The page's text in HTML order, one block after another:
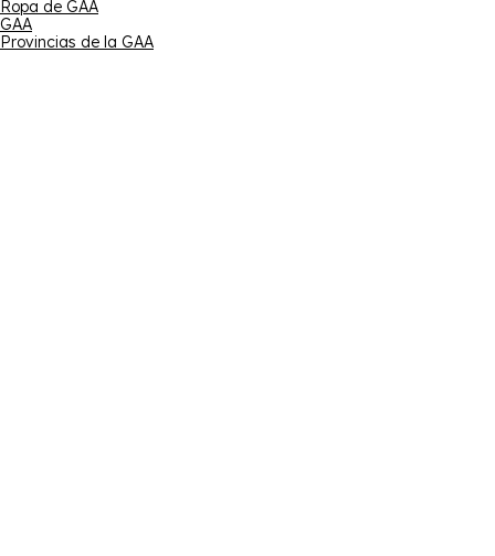
Ropa de GAA
GAA
Provincias de la GAA